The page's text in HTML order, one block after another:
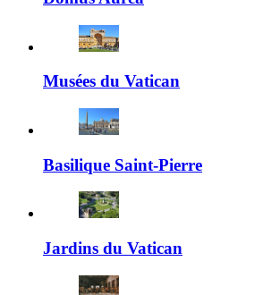
Musées du Vatican
Basilique Saint-Pierre
Jardins du Vatican